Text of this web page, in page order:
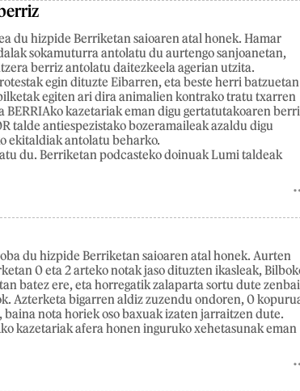
du hizpide Berriketan saioaren atal honek. Hamar
sokamuturra antolatu du aurtengo sanjoanetan,
berriz antolatu daitezkeela agerian utzita.
egin dituzte Eibarren, eta beste herri batzuetan
egiten ari dira animalien kontrako tratu txarren
kazetariak eman digu gertatutakoaren
talde antiespezistako bozeramaileak azaldu digu
ekitaldiak antolatu beharko.
du. Berriketan podcasteko doinuak Lumi taldeak
du hizpide Berriketan saioaren atal honek. Aurten
0 eta 2 arteko notak jaso dituzten ikasleak,
batez ere, eta horregatik zalaparta sortu dute
Azterketa bigarren aldiz zuzendu ondoren, 0
nota horiek oso baxuak izaten jarraitzen dute.
kazetariak afera honen inguruko xehetasunak eman